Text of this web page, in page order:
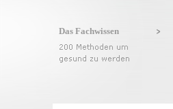
Das Fachwissen